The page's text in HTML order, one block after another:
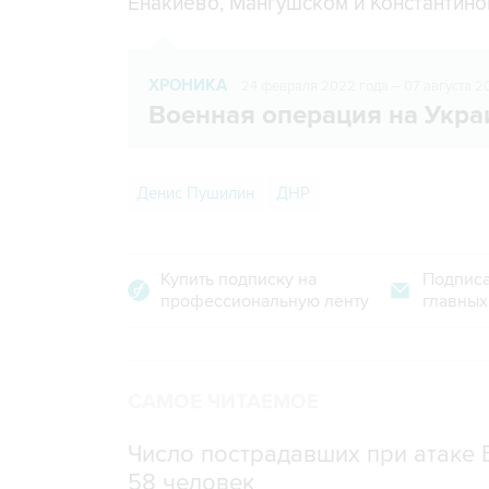
ХРОНИКА
Военная операция на
Денис Пушилин ДНР
Купить подписку на
профессиональную ленту
Число пострадавших при
58 человек